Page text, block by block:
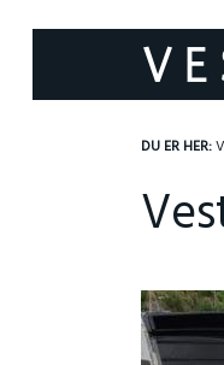
DU ER HER: